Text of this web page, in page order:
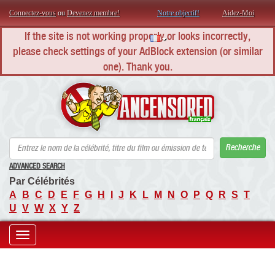
Connectez-vous ou Devenez membre! Notre objectif! Aidez-Moi
If the site is not working properly or looks incorrectly,
please check settings of your AdBlock extension (or similar
one). Thank you.
Recherche
ADVANCED SEARCH
Par Célébrités
A
B C D E F G H J K L M N O P Q R S T
U V W X Y Z
Toggle